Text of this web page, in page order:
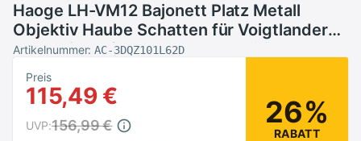
Haoge LH-VM12 Bajonett Platz Metall
Objektiv Haube Schatten für Voigtlander
35mm f2 1:2/35 ULTRON Asphärische
Vintage Linie VM Objektiv
Artikelnummer:AC-3DQZ101L62D
Preis
115,49 €
UVP:156,99 € 26%
RABATT